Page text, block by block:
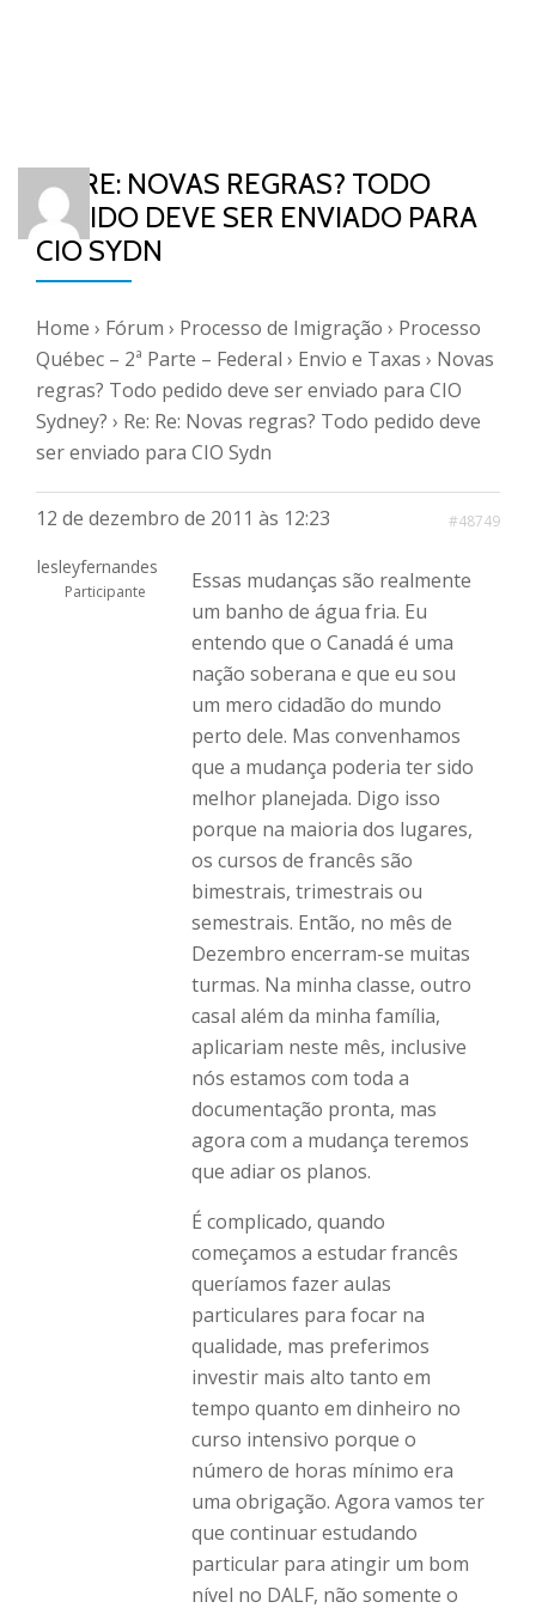
RE: RE: NOVAS REGRAS? TODO
PEDIDO DEVE SER ENVIADO PARA
CIO SYDN
Home › Fórum › Processo de Imigração › Processo
Québec – 2ª Parte – Federal › Envio e Taxas › Novas
regras? Todo pedido deve ser enviado para CIO
Sydney? › Re: Re: Novas regras? Todo pedido deve
ser enviado para CIO Sydn
12 de dezembro de 2011 às 12:23 #48749
lesleyfernandes
Participante
Essas mudanças são realmente
um banho de água fria. Eu
entendo que o Canadá é uma
nação soberana e que eu sou
um mero cidadão do mundo
perto dele. Mas convenhamos
que a mudança poderia ter sido
melhor planejada. Digo isso
porque na maioria dos lugares,
os cursos de francês são
bimestrais, trimestrais ou
semestrais. Então, no mês de
Dezembro encerram-se muitas
turmas. Na minha classe, outro
casal além da minha família,
aplicariam neste mês, inclusive
nós estamos com toda a
documentação pronta, mas
agora com a mudança teremos
que adiar os planos.
É complicado, quando
começamos a estudar francês
queríamos fazer aulas
particulares para focar na
qualidade, mas preferimos
investir mais alto tanto em
tempo quanto em dinheiro no
curso intensivo porque o
número de horas mínimo era
uma obrigação. Agora vamos ter
que continuar estudando
particular para atingir um bom
nível no DALF, não somente o